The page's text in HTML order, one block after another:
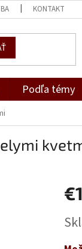
KONTAKT
Podľa témy